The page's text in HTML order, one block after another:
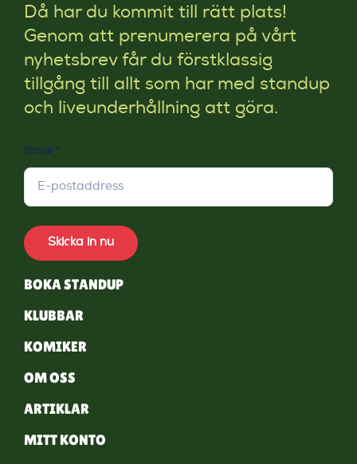
Då har du kommit till rätt plats!
Genom att prenumerera på vårt
nyhetsbrev får du förstklassig
tillgång till allt som har med standup
och liveunderhållning att göra.
Email *
Skicka in nu
BOKA STANDUP
KLUBBAR
KOMIKER
OM OSS
ARTIKLAR
MITT KONTO